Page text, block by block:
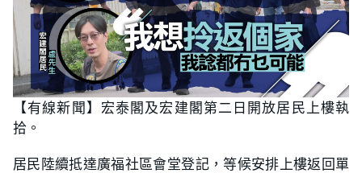
【有線新聞】宏泰閣及宏建閣第二日開放居民上樓執
拾。
居民陸續抵達廣福社區會堂登記，等候安排上樓返回單